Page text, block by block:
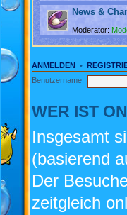
News &
Moderator:
ANMELDEN •
Benutzername:
WER IST
Insgesamt
(basierend
Der
zeitgleich